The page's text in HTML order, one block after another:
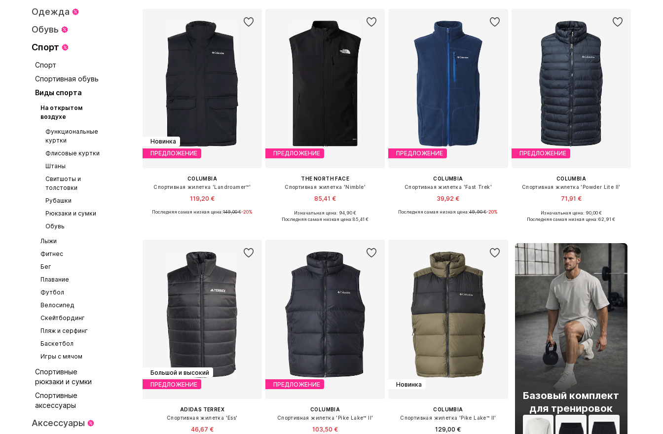
Одежда
Обувь
Спорт
Спорт
Спортивная обувь
Виды спорта
На открытом
воздухе
Функциональные
куртки
Флисовые куртки
Штаны
Свитшоты и
толстовки
Рубашки
Рюкзаки и сумки
Обувь
Лыжи
Фитнес
Бег
Плавание
Футбол
Велосипед
Скейтбординг
Пляж и серфинг
Баскетбол
Игры с мячом
Спортивные
рюкзаки и сумки
Спортивные
аксессуары
Аксессуары
Новинка
ПРЕДЛОЖЕНИЕ
COLUMBIA
Спортивная жилетка 'Landroamer™'
119,20 €
Доступные размеры: S, M, L, XL
Последняя самая низкая цена:149,00 €-20%
ПРЕДЛОЖЕНИЕ
THE NORTH FACE
Спортивная жилетка 'Nimble'
85,41 €
Доступные размеры: S, M, XL
Изначальная цена: 94,90 €
Последняя самая низкая цена:85,41 €
ПРЕДЛОЖЕНИЕ
COLUMBIA
Спортивная жилетка 'Fast Trek'
39,92 €
Доступные размеры: M, L, XL
Последняя самая низкая цена:49,90 €-20%
ПРЕДЛОЖЕНИЕ
COLUMBIA
Спортивная жилетка 'Powder Lite II'
71,91 €
Доступные размеры: S, M, L, XL, XXL
Изначальная цена: 90,00 €
Последняя самая низкая цена:62,91 €
Большой и высокий
ПРЕДЛОЖЕНИЕ
ADIDAS TERREX
Спортивная жилетка 'Ess'
46,67 €
ПРЕДЛОЖЕНИЕ
COLUMBIA
Спортивная жилетка 'Pike Lake™ II'
103,50 €
Новинка
COLUMBIA
Спортивная жилетка 'Pike Lake™ II'
129,00 €
Базовый комплект
для тренировок